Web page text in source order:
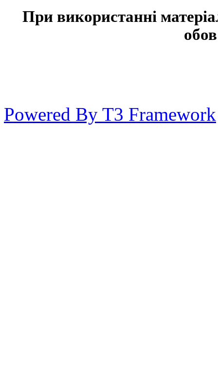
При використанні
Powered By T3 Framework